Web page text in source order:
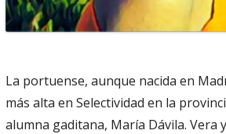
La portuense, aunque nacida en
más alta en Selectividad en la
alumna gaditana, María Dávila. Vera